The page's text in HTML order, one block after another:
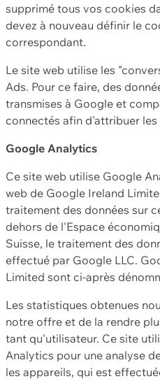
supprimé tous vos cookies
devez à nouveau définir le
correspondant.
Le site web utilise les
Ads. Pour ce faire, des
transmises à Google et
connectés afin d'attribuer les
Google Analytics
Ce site web utilise Google
web de Google Ireland
traitement des données sur
dehors de l'Espace
Suisse, le traitement des
effectué par Google LLC.
Limited sont ci-après
Les statistiques obtenues
notre offre et de la rendre
tant qu'utilisateur. Ce site
Analytics pour une analyse
les appareils, qui est